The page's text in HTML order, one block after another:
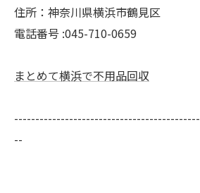
住所：神奈川県横浜市鶴見区
電話番号 :045-710-0659
まとめて横浜で不用品回収
--